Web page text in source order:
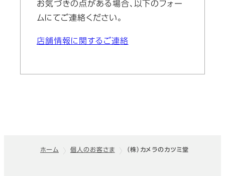
お気づきの点がある場合、以下のフォー
ムにてご連絡ください。
店舗情報に関するご連絡
ホーム 個人のお客さま （株）カメラのカツミ堂